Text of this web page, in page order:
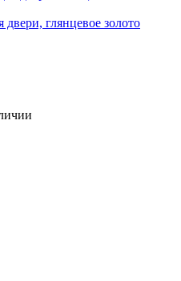
глянцевое золото